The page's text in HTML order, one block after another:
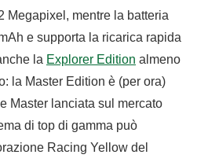
Megapixel, mentre la batteria
e supporta la ricarica rapida
la Explorer Edition almeno
la Master Edition è (per ora)
Master lanciata sul mercato
di top di gamma può
Racing Yellow del